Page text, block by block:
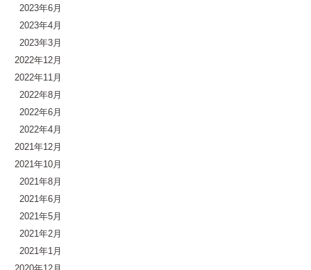
2023年6月
2023年4月
2023年3月
2022年12月
2022年11月
2022年8月
2022年6月
2022年4月
2021年12月
2021年10月
2021年8月
2021年6月
2021年5月
2021年2月
2021年1月